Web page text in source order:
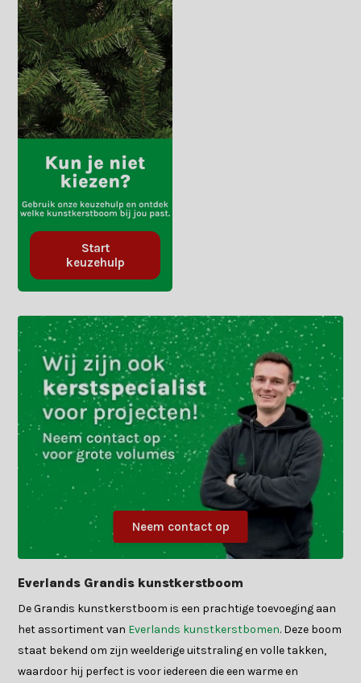
Start
keuzehulp
Neem contact op
Everlands Grandis kunstkerstboom
De Grandis kunstkerstboom is een prachtige toevoeging aan
het assortiment van Everlands kunstkerstbomen. Deze boom
staat bekend om zijn weelderige uitstraling en volle takken,
waardoor hij perfect is voor iedereen die een warme en